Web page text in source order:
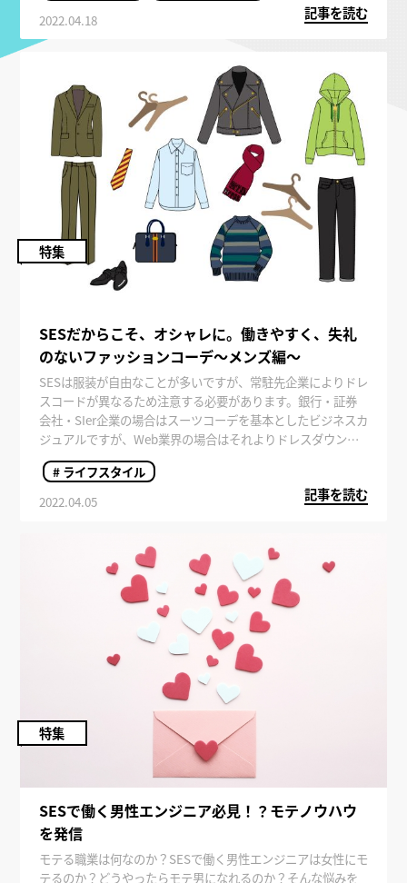
2022.04.18
記事を読む
SESだからこそ、オシャレに。働きやすく、失礼
のないファッションコーデ～メンズ編～
SESは服装が自由なことが多いですが、常駐先企業によりドレ
スコードが異なるため注意する必要があります。銀行・証券
会社・SIer企業の場合はスーツコーデを基本としたビジネスカ
ジュアルですが、Web業界の場合はそれよりドレスダウンし
たオフィスカジュアルです。いずれのファッションでも清潔
感のあるシンプルなコーデを心掛けましょう。
# ライフスタイル
2022.04.05
記事を読む
特集
SESで働く男性エンジニア必見！？モテノウハウ
を発信
モテる職業は何なのか？SESで働く男性エンジニアは女性にモ
テるのか？どうやったらモテ男になれるのか？そんな悩みを
特集